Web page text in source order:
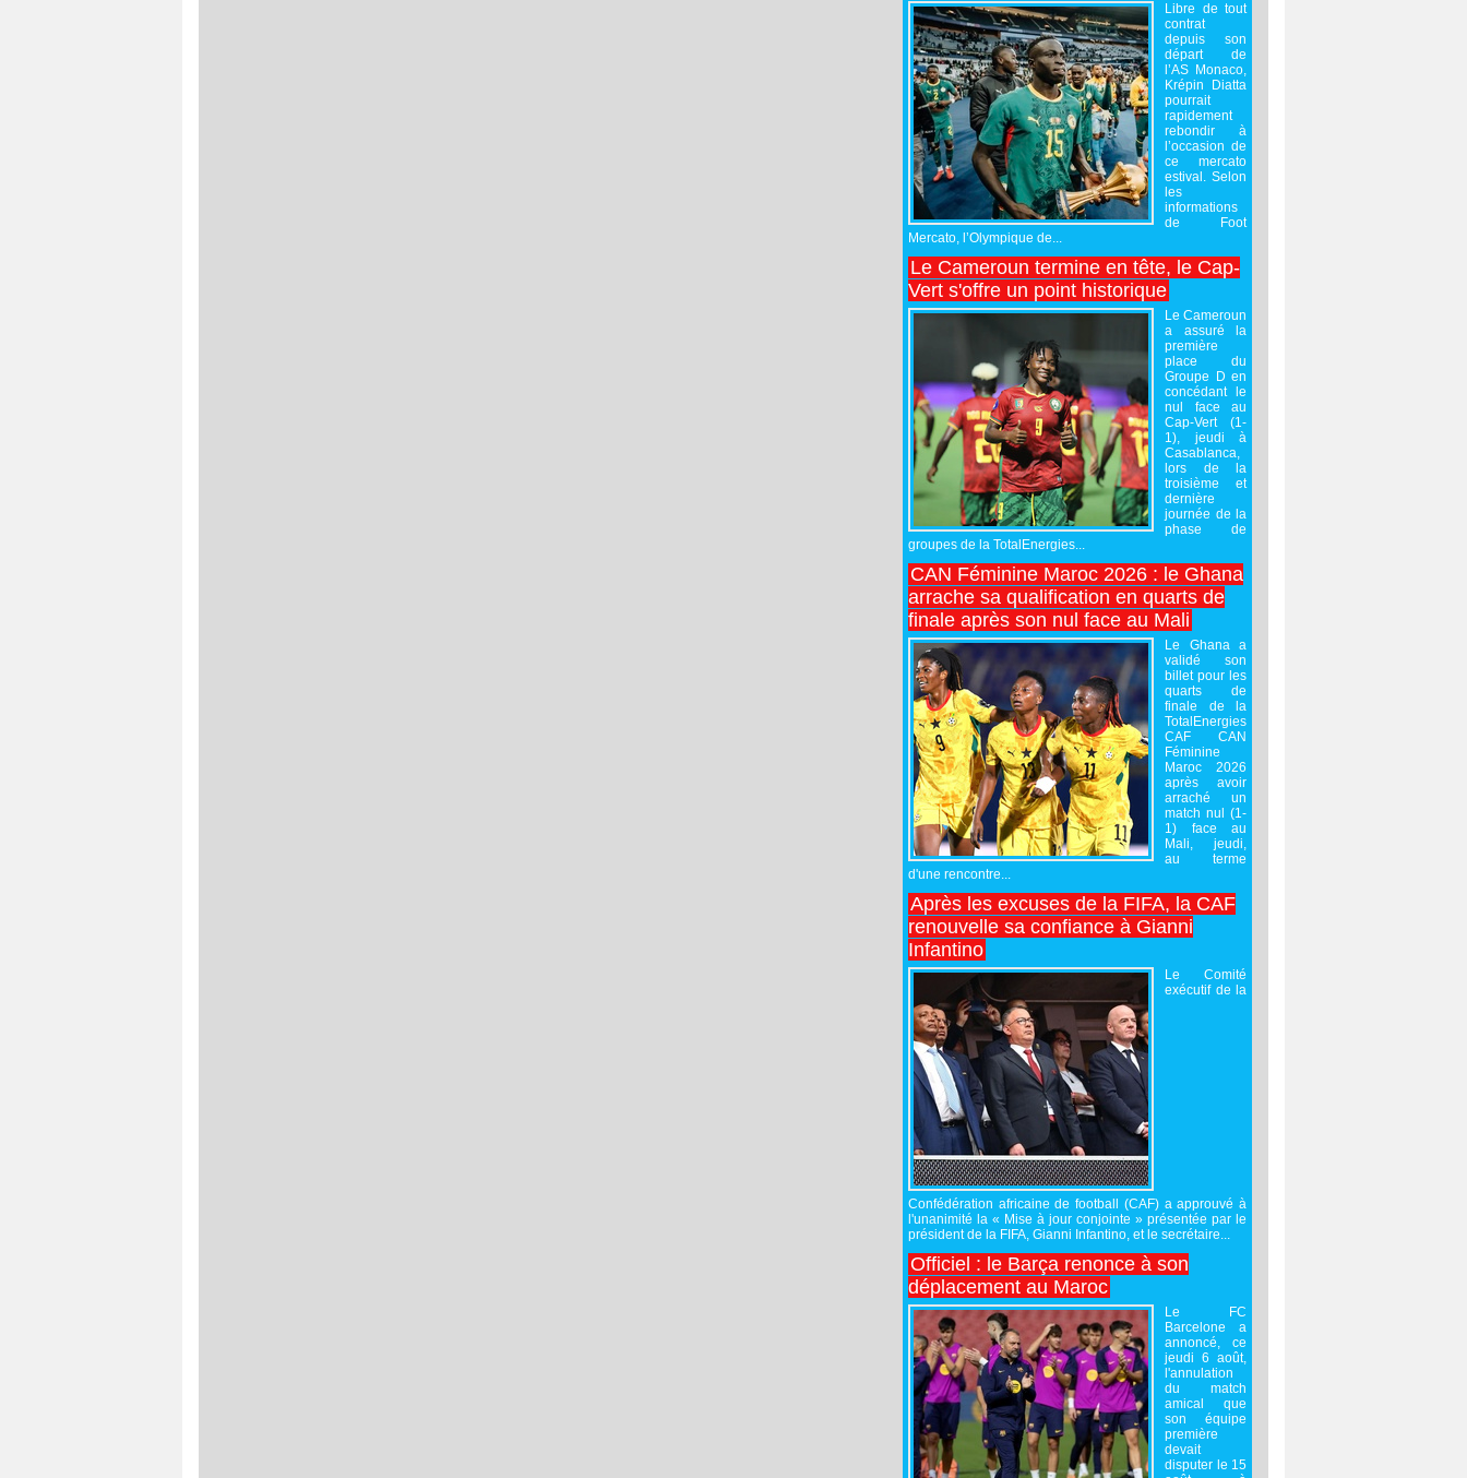
Libre de tout
contrat
depuis son
départ de
l’AS Monaco,
Krépin Diatta
pourrait
rapidement
rebondir à
l’occasion de
ce mercato
estival. Selon
les
informations
de Foot
Mercato, l’Olympique de...
Le Cameroun termine en tête, le Cap-
Vert s'offre un point historique
Le Cameroun
a assuré la
première
place du
Groupe D en
concédant le
nul face au
Cap-Vert (1-
1), jeudi à
Casablanca,
lors de la
troisième et
dernière
journée de la
phase de
groupes de la TotalEnergies...
CAN Féminine Maroc 2026 : le Ghana
arrache sa qualification en quarts de
finale après son nul face au Mali
Le Ghana a
validé son
billet pour les
quarts de
finale de la
TotalEnergies
CAF CAN
Féminine
Maroc 2026
après avoir
arraché un
match nul (1-
1) face au
Mali, jeudi,
au terme
d'une rencontre...
Après les excuses de la FIFA, la CAF
renouvelle sa confiance à Gianni
Infantino
Le Comité
exécutif de la
Confédération africaine de football (CAF) a approuvé à
l'unanimité la « Mise à jour conjointe » présentée par le
président de la FIFA, Gianni Infantino, et le secrétaire...
Officiel : le Barça renonce à son
déplacement au Maroc
Le FC
Barcelone a
annoncé, ce
jeudi 6 août,
l'annulation
du match
amical que
son équipe
première
devait
disputer le 15